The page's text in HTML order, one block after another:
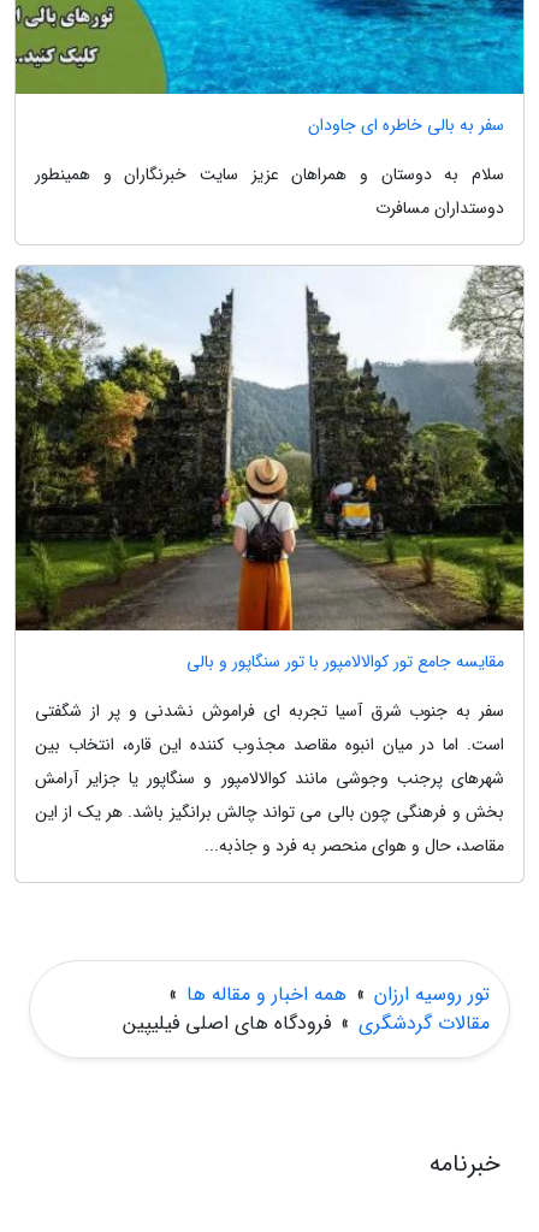
سفر به بالی خاطره ای جاودان
سلام به دوستان و همراهان عزیز سایت خبرنگاران و همینطور
دوستداران مسافرت
مقایسه جامع تور کوالالامپور با تور سنگاپور و بالی
سفر به جنوب شرق آسیا تجربه ای فراموش نشدنی و پر از شگفتی
است. اما در میان انبوه مقاصد مجذوب کننده این قاره، انتخاب بین
شهرهای پرجنب وجوشی مانند کوالالامپور و سنگاپور یا جزایر آرامش
بخش و فرهنگی چون بالی می تواند چالش برانگیز باشد. هر یک از این
مقاصد، حال و هوای منحصر به فرد و جاذبه...
تور روسیه ارزان » همه اخبار و مقاله ها »
مقالات گردشگری » فرودگاه های اصلی فیلیپین
خبرنامه